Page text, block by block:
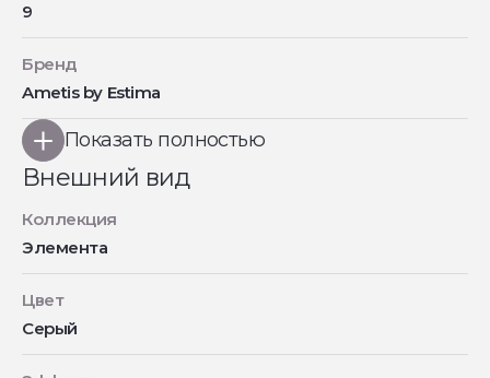
9
Бренд
Ametis by Estima
Показать полностью
Внешний вид
Коллекция
Элемента
Цвет
Серый